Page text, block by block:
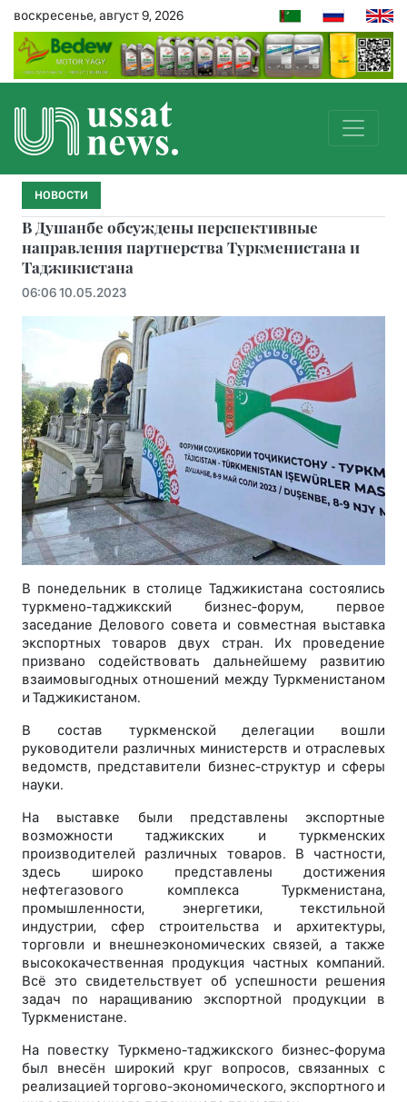
воскресенье, август 9, 2026
НОВОСТИ
В Душанбе обсуждены перспективные
направления партнерства Туркменистана и
Таджикистана
06:06 10.05.2023
В понедельник в столице Таджикистана состоялись
туркмено-таджикский бизнес-форум, первое
заседание Делового совета и совместная выставка
экспортных товаров двух стран. Их проведение
призвано содействовать дальнейшему развитию
взаимовыгодных отношений между Туркменистаном
и Таджикистаном.
В состав туркменской делегации вошли
руководители различных министерств и отраслевых
ведомств, представители бизнес-структур и сферы
науки.
На выставке были представлены экспортные
возможности таджикских и туркменских
производителей различных товаров. В частности,
здесь широко представлены достижения
нефтегазового комплекса Туркменистана,
промышленности, энергетики, текстильной
индустрии, сфер строительства и архитектуры,
торговли и внешнеэкономических связей, а также
высококачественная продукция частных компаний.
Всё это свидетельствует об успешности решения
задач по наращиванию экспортной продукции в
Туркменистане.
На повестку Туркмено-таджикского бизнес-форума
был внесён широкий круг вопросов, связанных с
реализацией торгово-экономического, экспортного и